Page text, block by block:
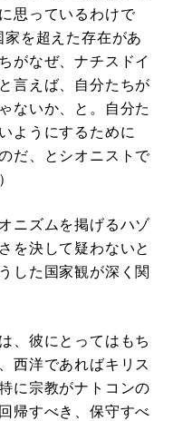
思っているわけで
を超えた存在があ
がなぜ、ナチスドイ
言えば、自分たちが
ないか、と。自分た
ようにするために
だ、とシオニストで
ニズムを掲げるハゾ
を決して疑わないと
した国家観が深く関
、彼にとってはもち
西洋であればキリス
に宗教がナトコンの
帰すべき、保守すべ